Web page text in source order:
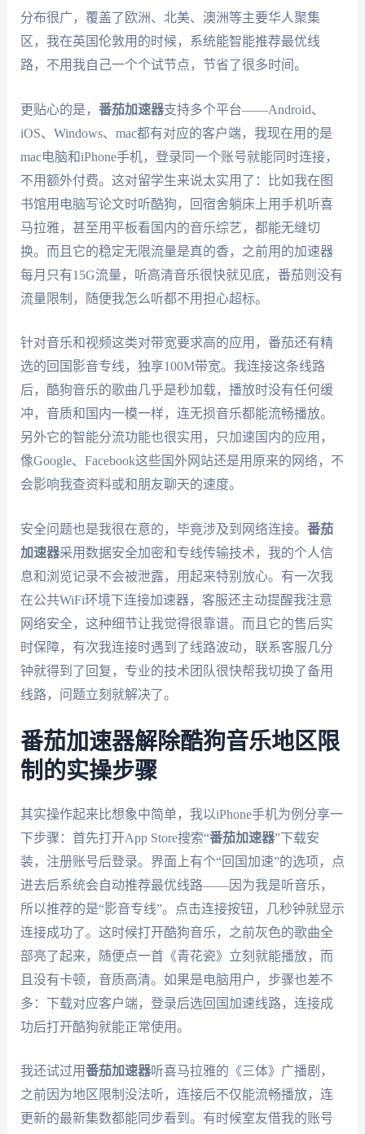
分布很广，覆盖了欧洲、北美、澳洲等主要华人聚集
区，我在英国伦敦用的时候，系统能智能推荐最优线
路，不用我自己一个个试节点，节省了很多时间。
更贴心的是， 番茄加速器支持多个平台——Android、
iOS、Windows、mac都有对应的客户端，我现在用的是
mac电脑和iPhone手机，登录同一个账号就能同时连接，
不用额外付费。这对留学生来说太实用了：比如我在图
书馆用电脑写论文时听酷狗，回宿舍躺床上用手机听喜
马拉雅，甚至用平板看国内的音乐综艺，都能无缝切
换。而且它的稳定无限流量是真的香，之前用的加速器
每月只有15G流量，听高清音乐很快就见底，番茄则没有
流量限制，随便我怎么听都不用担心超标。
针对音乐和视频这类对带宽要求高的应用，番茄还有精
选的回国影音专线，独享100M带宽。我连接这条线路
后，酷狗音乐的歌曲几乎是秒加载，播放时没有任何缓
冲，音质和国内一模一样，连无损音乐都能流畅播放。
另外它的智能分流功能也很实用，只加速国内的应用，
像Google、Facebook这些国外网站还是用原来的网络，不
会影响我查资料或和朋友聊天的速度。
安全问题也是我很在意的，毕竟涉及到网络连接。 番茄
加速器采用数据安全加密和专线传输技术，我的个人信
息和浏览记录不会被泄露，用起来特别放心。有一次我
在公共WiFi环境下连接加速器，客服还主动提醒我注意
网络安全，这种细节让我觉得很靠谱。而且它的售后实
时保障，有次我连接时遇到了线路波动，联系客服几分
钟就得到了回复，专业的技术团队很快帮我切换了备用
线路，问题立刻就解决了。
番茄加速器解除酷狗音乐地区限
制的实操步骤
其实操作起来比想象中简单，我以iPhone手机为例分享一
下步骤：首先打开App Store搜索“番茄加速器”下载安
装，注册账号后登录。界面上有个“回国加速”的选项，点
进去后系统会自动推荐最优线路——因为我是听音乐，
所以推荐的是“影音专线”。点击连接按钮，几秒钟就显示
连接成功了。这时候打开酷狗音乐，之前灰色的歌曲全
部亮了起来，随便点一首《青花瓷》立刻就能播放，而
且没有卡顿，音质高清。如果是电脑用户，步骤也差不
多：下载对应客户端，登录后选回国加速线路，连接成
功后打开酷狗就能正常使用。
我还试过用番茄加速器听喜马拉雅的《三体》广播剧，
之前因为地区限制没法听，连接后不仅能流畅播放，连
更新的最新集数都能同步看到。有时候室友借我的账号